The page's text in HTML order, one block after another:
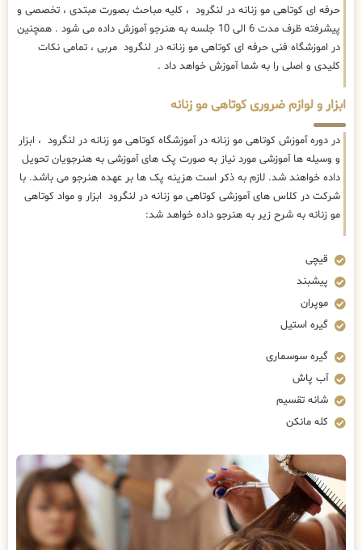
حرفه ای کوتاهی مو زنانه در لنگرود ، کلیه مباحث بصورت مبتدی ، تخصصی و
پیشرفته ظرف مدت 6 الی 10 جلسه به هنرجو آموزش داده می شود . همچنین
در اموزشگاه فنی حرفه ای کوتاهی مو زنانه در لنگرود مربی ، تمامی نکات
کلیدی و اصلی را به شما آموزش خواهد داد .
ابزار و لوازم ضروری کوتاهی مو زنانه
در دوره آموزش کوتاهی مو زنانه در آموزشگاه کوتاهی مو زنانه در لنگرود ، ابزار
و وسیله ها آموزشی مورد نیاز به صورت پک های آموزشی به هنرجویان تحویل
داده خواهند شد. لازم به ذکر است هزینه پک ها بر عهده هنرجو می باشد. با
شرکت در کلاس های آموزشی کوتاهی مو زنانه در لنگرود ابزار و مواد کوتاهی
مو زنانه به شرح زیر به هنرجو داده خواهد شد:
قیچی
پیشبند
موپران
گیره استیل
گیره سوسماری
آب پاش
شانه تقسیم
کله مانکن